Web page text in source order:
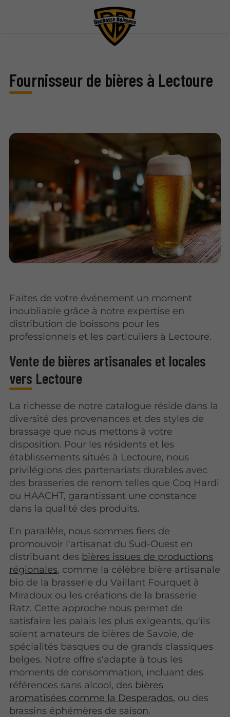
Fournisseur de bières à Lectoure
Faites de votre événement un moment
inoubliable grâce à notre expertise en
distribution de boissons pour les
professionnels et les particuliers à Lectoure.
Vente de bières artisanales et locales
vers Lectoure
La richesse de notre catalogue réside dans la
diversité des provenances et des styles de
brassage que nous mettons à votre
disposition. Pour les résidents et les
établissements situés à Lectoure, nous
privilégions des partenariats durables avec
des brasseries de renom telles que Coq Hardi
ou HAACHT, garantissant une constance
dans la qualité des produits.
En parallèle, nous sommes fiers de
promouvoir l'artisanat du Sud-Ouest en
distribuant des bières issues de productions
régionales, comme la célèbre bière artisanale
bio de la brasserie du Vaillant Fourquet à
Miradoux ou les créations de la brasserie
Ratz. Cette approche nous permet de
satisfaire les palais les plus exigeants, qu'ils
soient amateurs de bières de Savoie, de
spécialités basques ou de grands classiques
belges. Notre offre s'adapte à tous les
moments de consommation, incluant des
références sans alcool, des bières
aromatisées comme la Desperados, ou des
brassins éphémères de saison.